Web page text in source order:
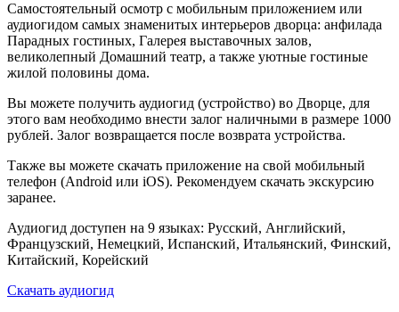
Самостоятельный осмотр с мобильным приложением или
аудиогидом самых знаменитых интерьеров дворца: анфилада
Парадных гостиных, Галерея выставочных залов,
великолепный Домашний театр, а также уютные гостиные
жилой половины дома.
Вы можете получить аудиогид (устройство) во Дворце, для
этого вам необходимо внести залог наличными в размере 1000
рублей. Залог возвращается после возврата устройства.
Также вы можете скачать приложение на свой мобильный
телефон (Android или iOS). Рекомендуем скачать экскурсию
заранее.
Аудиогид доступен на 9 языках: Русский, Английский,
Французский, Немецкий, Испанский, Итальянский, Финский,
Китайский, Корейский
Скачать аудиогид